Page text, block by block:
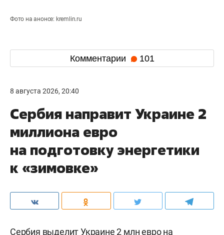
Фото на анонсе: kremlin.ru
Комментарии 101
8 августа 2026, 20:40
Сербия направит Украине 2
миллиона евро
на подготовку энергетики
к «зимовке»
Сербия выделит Украине 2 млн евро на